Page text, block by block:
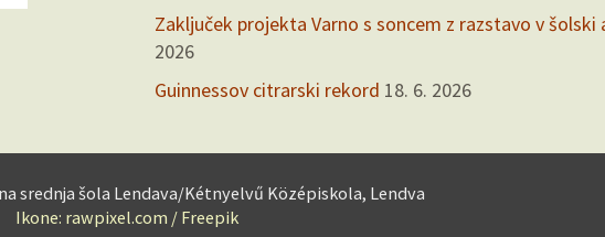
Zaključek projekta Varno s soncem z razstavo v šolski
2026
Guinnessov citrarski rekord 18. 6. 2026
srednja šola Lendava/Kétnyelvű Középiskola, Lendva
Ikone: rawpixel.com / Freepik